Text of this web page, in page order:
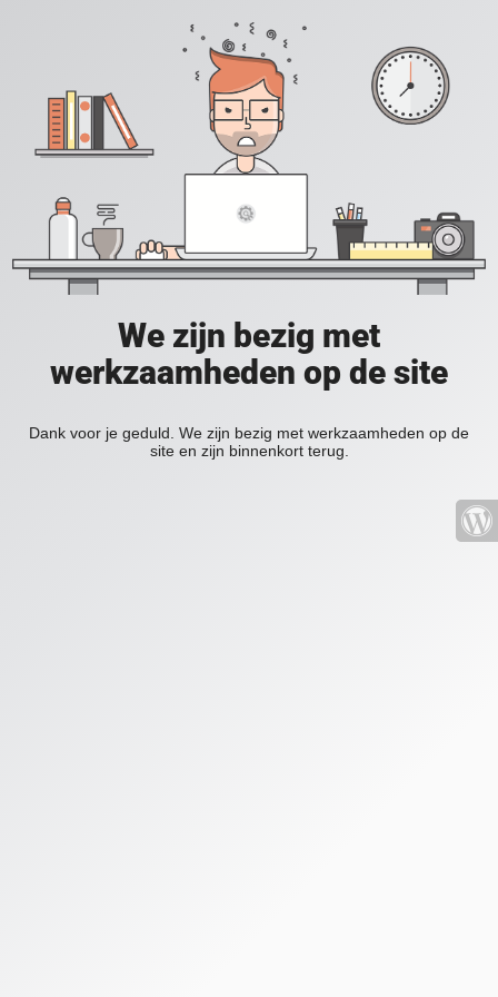
We zijn bezig met
werkzaamheden op de site
Dank voor je geduld. We zijn bezig met werkzaamheden op de
site en zijn binnenkort terug.